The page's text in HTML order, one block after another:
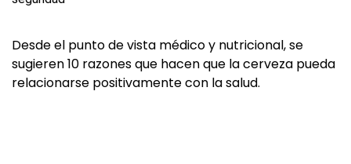
Desde el punto de vista médico y nutricional, se
sugieren 10 razones que hacen que la cerveza pueda
relacionarse positivamente con la salud.